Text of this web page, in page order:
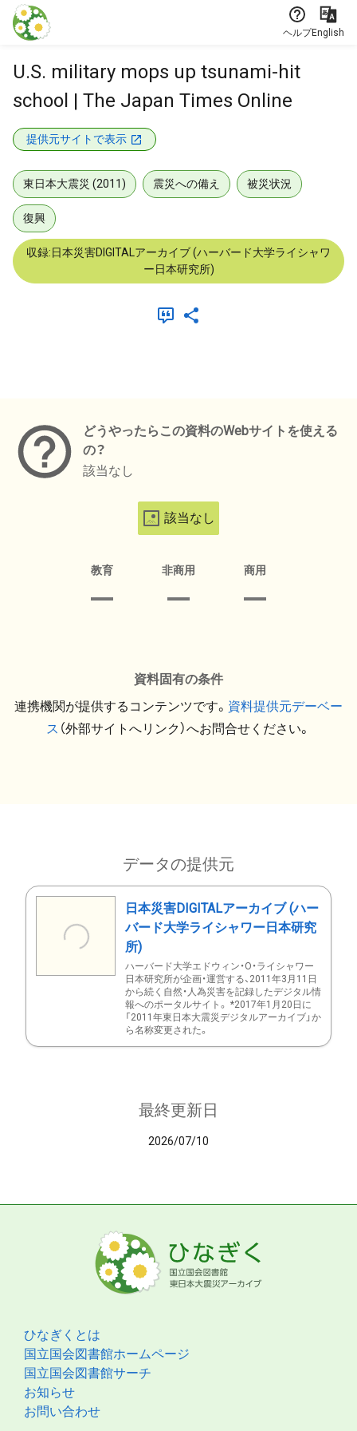
本文に飛ぶ
ヘルプEnglish
U.S. military mops up tsunami-hit
school | The Japan Times Online
提供元サイトで表示
東日本大震災 (2011) 震災への備え 被災状況
復興
収録:日本災害DIGITALアーカイブ (ハーバード大学ライシャワ
ー日本研究所)
どうやったらこの資料のWebサイトを使える
の？
該当なし
該当なし
教育 非商用 商用
資料固有の条件
連携機関が提供するコンテンツです。 資料提供元デーベー
ス （外部サイトへリンク）へお問合せください。
データの提供元
日本災害DIGITALアーカイブ (ハー
バード大学ライシャワー日本研究
所)
ハーバード大学エドウィン・O・ライシャワー
日本研究所が企画・運営する、2011年3月11日
から続く自然・人為災害を記録したデジタル情
報へのポータルサイト。 *2017年1月20日に
「2011年東日本大震災デジタルアーカイブ」か
ら名称変更された。
最終更新日
2026/07/10
ひなぎくとは
国立国会図書館ホームページ
国立国会図書館サーチ
お知らせ
お問い合わせ